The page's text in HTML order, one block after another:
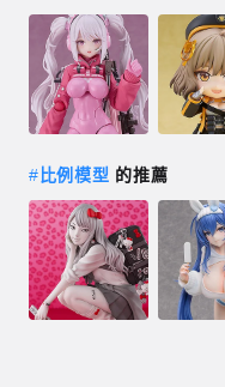
# 比例模型 的推薦